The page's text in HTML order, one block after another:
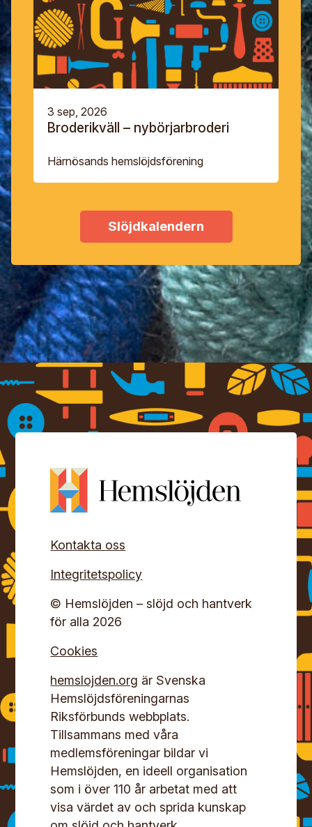
3 sep, 2026
Broderikväll – nybörjarbroderi
Härnösands hemslöjdsförening
Slöjdkalendern
Kontakta oss
Integritetspolicy
© Hemslöjden – slöjd och hantverk
för alla 2026
Cookies
hemslojden.org är Svenska
Hemslöjdsföreningarnas
Riksförbunds webbplats.
Tillsammans med våra
medlemsföreningar bildar vi
Hemslöjden, en ideell organisation
som i över 110 år arbetat med att
visa värdet av och sprida kunskap